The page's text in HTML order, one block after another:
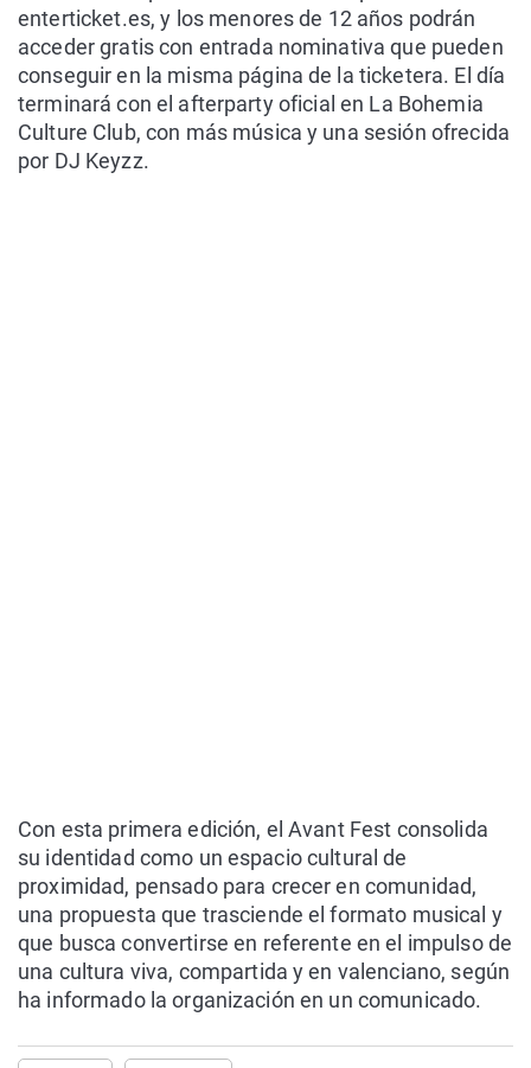
enterticket.es, y los menores de 12 años podrán
acceder gratis con entrada nominativa que pueden
conseguir en la misma página de la ticketera. El día
terminará con el afterparty oficial en La Bohemia
Culture Club, con más música y una sesión ofrecida
por DJ Keyzz.
Con esta primera edición, el Avant Fest consolida
su identidad como un espacio cultural de
proximidad, pensado para crecer en comunidad,
una propuesta que trasciende el formato musical y
que busca convertirse en referente en el impulso de
una cultura viva, compartida y en valenciano, según
ha informado la organización en un comunicado.